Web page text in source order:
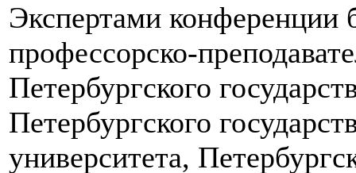
Экспертами конференции
профессорско-
Петербургского
Петербургского
университета,